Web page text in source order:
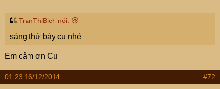
TranThiBich nói:
sáng thứ bảy cụ nhé
Em cảm ơn Cụ
01:23 16/12/2014 #72